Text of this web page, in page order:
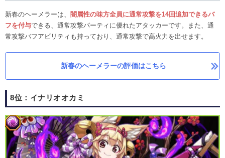
新春のヘーメラーは、
闇属性の味方全員に通常攻撃を14回追加できるバ
フを付与できる、通常攻撃パーティに優れたアタッカーです。また、通
常攻撃バフアビリティも持っており、通常攻撃で高火力を出せます。
新春のヘーメラーの評価はこちら
8位：イナリオオカミ